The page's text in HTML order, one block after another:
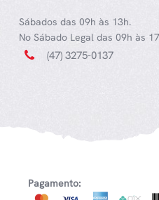
Sábados das 09h às 13h.
No Sábado Legal das 09h às
(47) 3275-0137
Pagamento: